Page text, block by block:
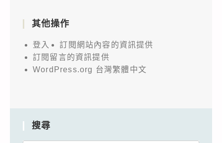
其他操作
登入
訂閱網站內容的資訊提供
訂閱留言的資訊提供
WordPress.org 台灣繁體中文
搜尋